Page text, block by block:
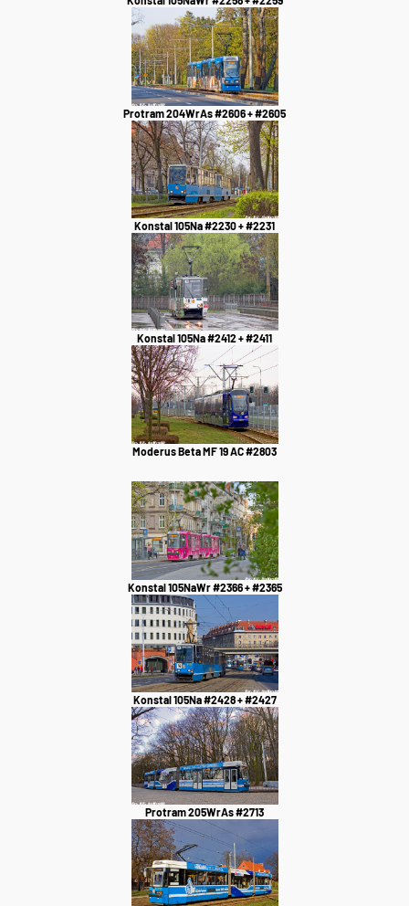
Protram 204WrAs #2606 + #2605
Konstal 105Na #2230 + #2231
Konstal 105Na #2412 + #2411
Moderus Beta MF 19 AC #2803
Konstal 105NaWr #2366 + #2365
Konstal 105Na #2428 + #2427
Protram 205WrAs #2713